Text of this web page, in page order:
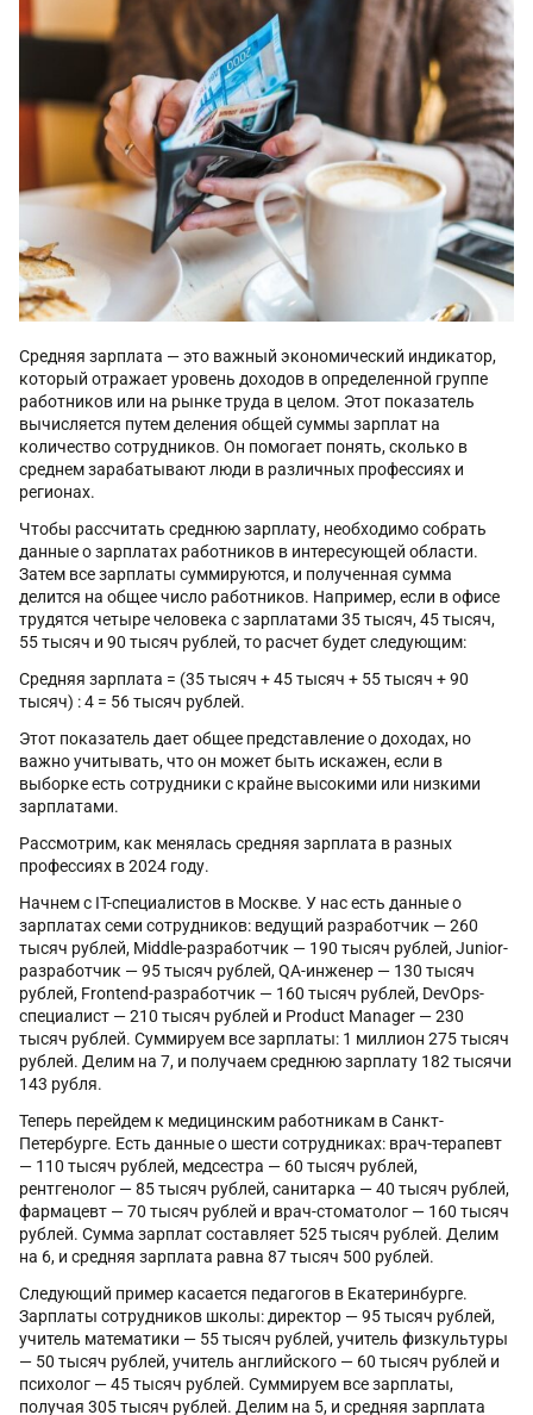
Средняя зарплата — это важный экономический индикатор,
который отражает уровень доходов в определенной группе
работников или на рынке труда в целом. Этот показатель
вычисляется путем деления общей суммы зарплат на
количество сотрудников. Он помогает понять, сколько в
среднем зарабатывают люди в различных профессиях и
регионах.
Чтобы рассчитать среднюю зарплату, необходимо собрать
данные о зарплатах работников в интересующей области.
Затем все зарплаты суммируются, и полученная сумма
делится на общее число работников. Например, если в офисе
трудятся четыре человека с зарплатами 35 тысяч, 45 тысяч,
55 тысяч и 90 тысяч рублей, то расчет будет следующим:
Средняя зарплата = (35 тысяч + 45 тысяч + 55 тысяч + 90
тысяч) : 4 = 56 тысяч рублей.
Этот показатель дает общее представление о доходах, но
важно учитывать, что он может быть искажен, если в
выборке есть сотрудники с крайне высокими или низкими
зарплатами.
Рассмотрим, как менялась средняя зарплата в разных
профессиях в 2024 году.
Начнем с IT-специалистов в Москве. У нас есть данные о
зарплатах семи сотрудников: ведущий разработчик — 260
тысяч рублей, Middle-разработчик — 190 тысяч рублей, Junior-
разработчик — 95 тысяч рублей, QA-инженер — 130 тысяч
рублей, Frontend-разработчик — 160 тысяч рублей, DevOps-
специалист — 210 тысяч рублей и Product Manager — 230
тысяч рублей. Суммируем все зарплаты: 1 миллион 275 тысяч
рублей. Делим на 7, и получаем среднюю зарплату 182 тысячи
143 рубля.
Теперь перейдем к медицинским работникам в Санкт-
Петербурге. Есть данные о шести сотрудниках: врач-терапевт
— 110 тысяч рублей, медсестра — 60 тысяч рублей,
рентгенолог — 85 тысяч рублей, санитарка — 40 тысяч рублей,
фармацевт — 70 тысяч рублей и врач-стоматолог — 160 тысяч
рублей. Сумма зарплат составляет 525 тысяч рублей. Делим
на 6, и средняя зарплата равна 87 тысяч 500 рублей.
Следующий пример касается педагогов в Екатеринбурге.
Зарплаты сотрудников школы: директор — 95 тысяч рублей,
учитель математики — 55 тысяч рублей, учитель физкультуры
— 50 тысяч рублей, учитель английского — 60 тысяч рублей и
психолог — 45 тысяч рублей. Суммируем все зарплаты,
получая 305 тысяч рублей. Делим на 5, и средняя зарплата